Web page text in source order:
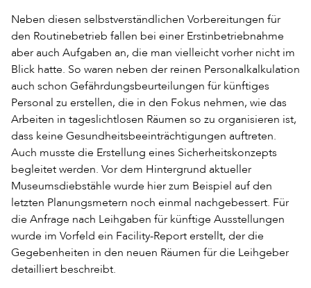
Neben diesen selbstverständlichen Vorbereitungen für
den Routinebetrieb fallen bei einer Erstinbetriebnahme
aber auch Aufgaben an, die man vielleicht vorher nicht im
Blick hatte. So waren neben der reinen Personalkalkulation
auch schon Gefährdungsbeurteilungen für künftiges
Personal zu erstellen, die in den Fokus nehmen, wie das
Arbeiten in tageslichtlosen Räumen so zu organisieren ist,
dass keine Gesundheitsbeeinträchtigungen auftreten.
Auch musste die Erstellung eines Sicherheitskonzepts
begleitet werden. Vor dem Hintergrund aktueller
Museumsdiebstähle wurde hier zum Beispiel auf den
letzten Planungsmetern noch einmal nachgebessert. Für
die Anfrage nach Leihgaben für künftige Ausstellungen
wurde im Vorfeld ein Facility-Report erstellt, der die
Gegebenheiten in den neuen Räumen für die Leihgeber
detailliert beschreibt.